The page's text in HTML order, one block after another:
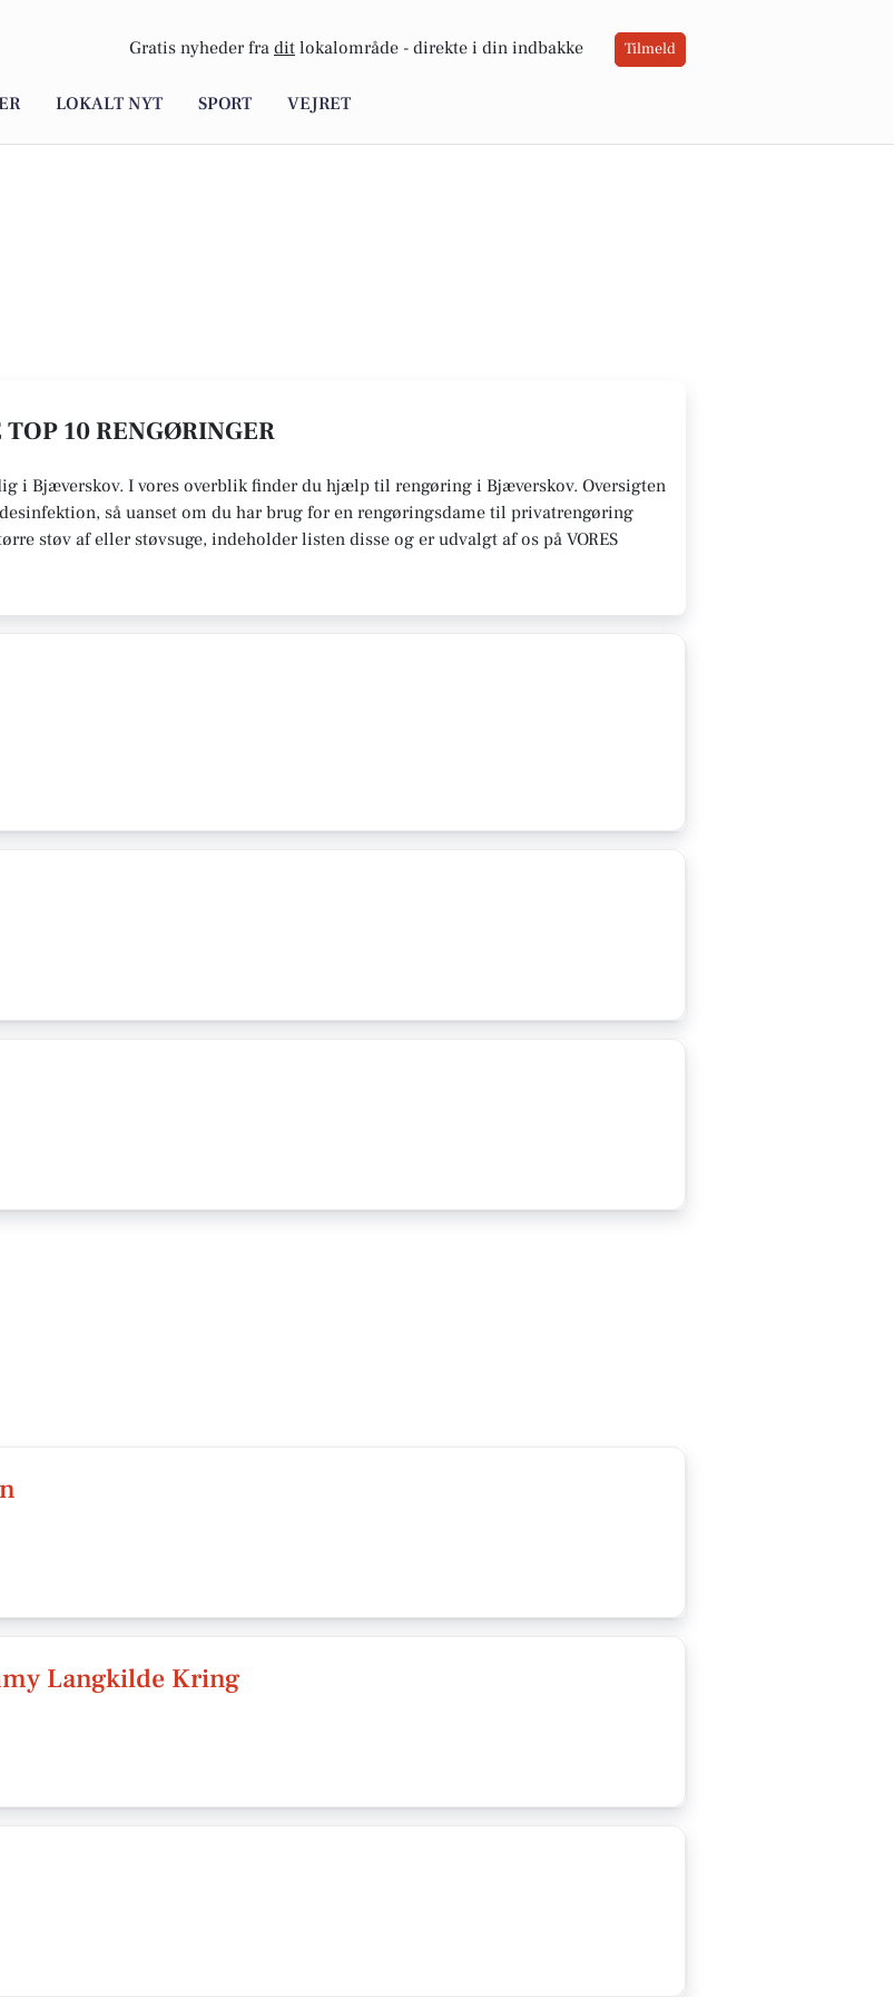
Gratis nyheder fra dit lokalområde - direkte i din indbakke Tilmeld
LOKALT NYT SPORT VEJRET
10 RENGØRINGER
i Bjæverskov. I vores overblik finder du hjælp til rengøring i Bjæverskov. Oversigten
så uanset om du har brug for en rengøringsdame til privatrengøring
støv af eller støvsuge, indeholder listen disse og er udvalgt af os på VORES
Langkilde Kring